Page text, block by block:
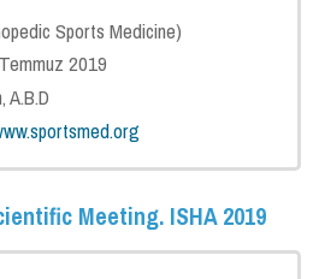
Sports Medicine)
2019
Meeting. ISHA 2019